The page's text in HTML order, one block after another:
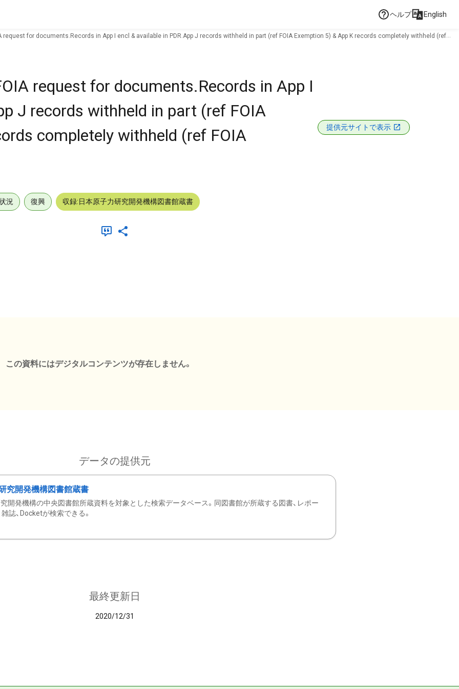
ヘルプ English
request for documents.Records in App I encl & available in PDR.App J records withheld in part (ref FOIA Exemption 5) & App K records completely withheld (ref
request for documents.Records in App I
J records withheld in part (ref FOIA
completely withheld (ref FOIA
提供元サイトで表示
況 復興 収録:日本原子力研究開発機構図書館蔵書
この資料にはデジタルコンテンツが存在しません。
データの提供元
究開発機構図書館蔵書
開発機構の中央図書館所蔵資料を対象とした検索データベース。同図書館が所蔵する図書、レポー
雑誌、Docketが検索できる。
最終更新日
2020/12/31